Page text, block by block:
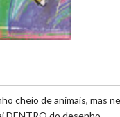
cheio de animais, mas